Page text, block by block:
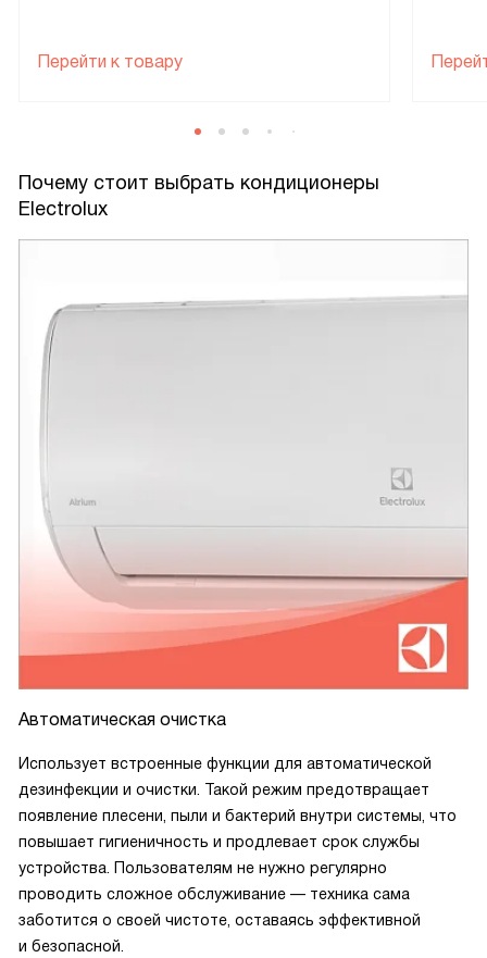
Перейти к товару
Почему стоит выбрать кондиционеры
Electrolux
Автоматическая очистка
Использует встроенные функции для автоматической
дезинфекции и очистки. Такой режим предотвращает
появление плесени, пыли и бактерий внутри системы, что
повышает гигиеничность и продлевает срок службы
устройства. Пользователям не нужно регулярно
проводить сложное обслуживание — техника сама
заботится о своей чистоте, оставаясь эффективной
и безопасной.